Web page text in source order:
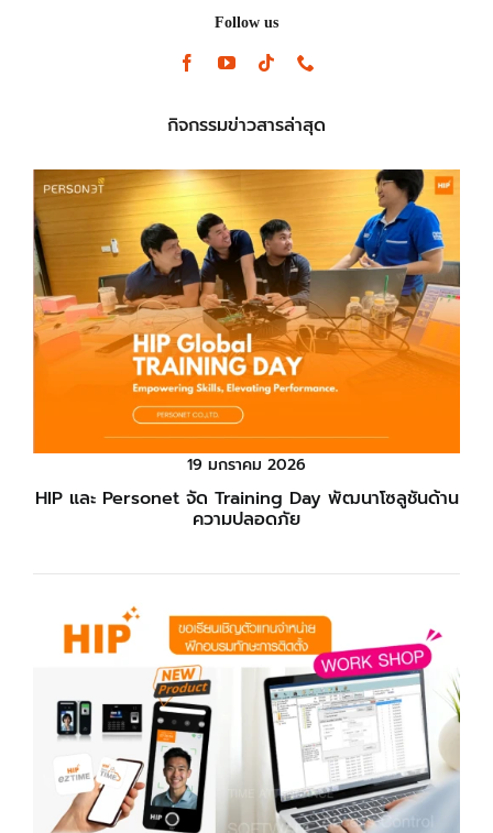
Follow us
กิจกรรมข่าวสารล่าสุด
19 มกราคม 2026
HIP และ Personet จัด Training Day พัฒนาโซลูชันด้าน
ความปลอดภัย